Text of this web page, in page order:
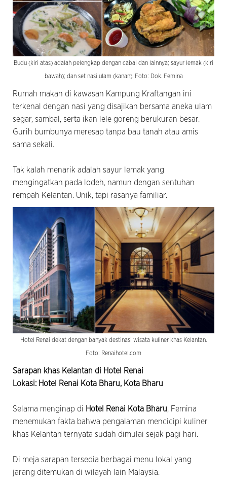
Budu (kiri atas) adalah pelengkap dengan cabai dan lainnya; sayur lemak (kiri
bawah); dan set nasi ulam (kanan). Foto: Dok. Femina
Rumah makan di kawasan Kampung Kraftangan ini
terkenal dengan nasi yang disajikan bersama aneka ulam
segar, sambal, serta ikan lele goreng berukuran besar.
Gurih bumbunya meresap tanpa bau tanah atau amis
sama sekali.
Tak kalah menarik adalah sayur lemak yang
mengingatkan pada lodeh, namun dengan sentuhan
rempah Kelantan. Unik, tapi rasanya familiar.
Hotel Renai dekat dengan banyak destinasi wisata kuliner khas Kelantan.
Foto: Renaihotel.com
Sarapan khas Kelantan di Hotel Renai
Lokasi: Hotel Renai Kota Bharu, Kota Bharu
Selama menginap di Hotel Renai Kota Bharu, Femina
menemukan fakta bahwa pengalaman mencicipi kuliner
khas Kelantan ternyata sudah dimulai sejak pagi hari.
Di meja sarapan tersedia berbagai menu lokal yang
jarang ditemukan di wilayah lain Malaysia.